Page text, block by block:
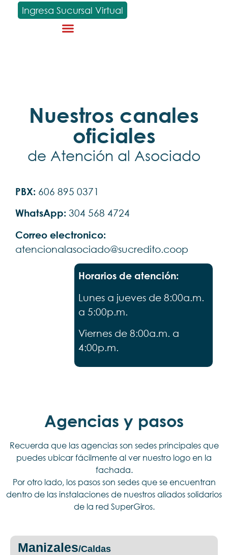
Ingresa Sucursal Virtual
Nuestros canales
oficiales
de Atención al Asociado
PBX: 606 895 0371
WhatsApp: 304 568 4724
Correo electronico:
atencionalasociado@sucredito.coop
Horarios de atención:
Lunes a jueves de 8:00a.m.
a 5:00p.m.
Viernes de 8:00a.m. a
4:00p.m.
Agencias y pasos
Recuerda que las agencias son sedes principales que
puedes ubicar fácilmente al ver nuestro logo en la
fachada.
Por otro lado, los pasos son sedes que se encuentran
dentro de las instalaciones de nuestros aliados solidarios
de la red SuperGiros.
Manizales/Caldas